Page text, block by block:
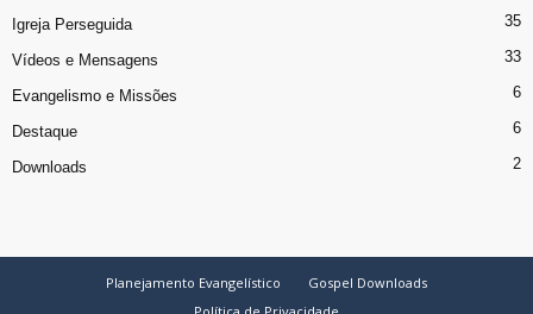
Igreja Perseguida 35
Vídeos e Mensagens 33
Evangelismo e Missões 6
Destaque 6
Downloads 2
Planejamento Evangelístico
Gospel Downloads